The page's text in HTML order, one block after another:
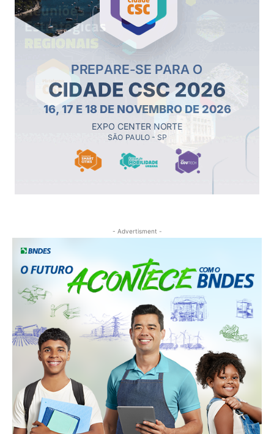
- Advertisment -